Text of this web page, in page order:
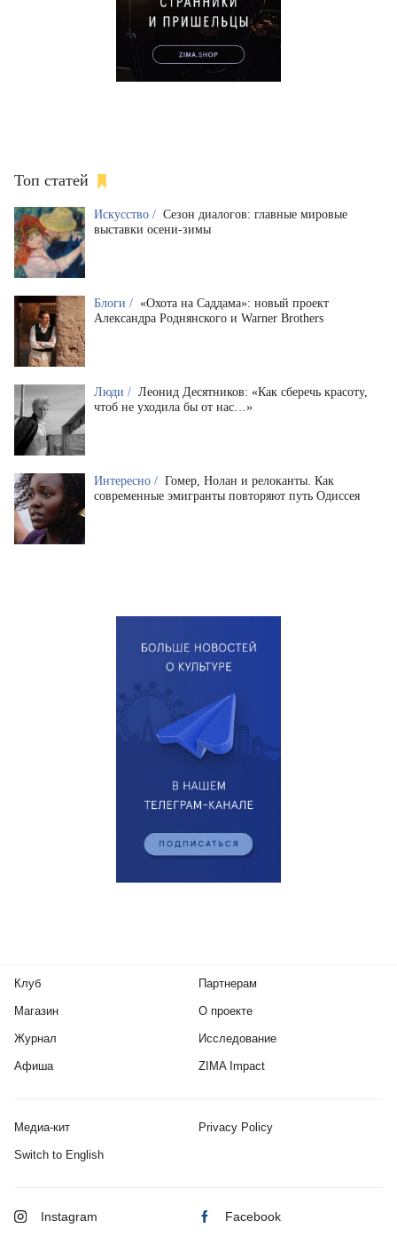
Топ статей
Искусство / Сезон диалогов: главные мировые
выставки осени-зимы
Блоги / «Охота на Саддама»: новый проект
Александра Роднянского и Warner Brothers
Люди / Леонид Десятников: «Как сберечь красоту,
чтоб не уходила бы от нас…»
Интересно / Гомер, Нолан и релоканты. Как
современные эмигранты повторяют путь Одиссея
Клуб
Магазин
Журнал
Афиша
Партнерам
О проекте
Исследование
ZIMA Impact
Медиа-кит Privacy Policy
Switch to English
Instagram Facebook